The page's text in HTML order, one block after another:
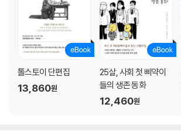
톨스토이 단편집
13,860원
25살, 사회 첫 삐약이
들의 생존 동화
12,460원